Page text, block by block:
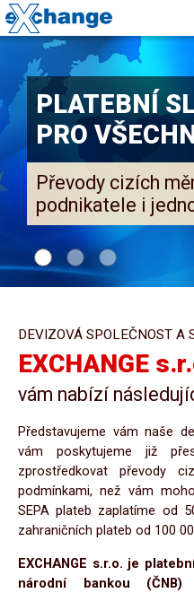
Devizy a zahraniční platby
Devizové kurzy
Směnárna
Valutové kurzy
Kurzy e-mailem
Kontakt
Napište nám!
PLATEBNÍ
PRO
Převody cizích
podnikatele i
DEVIZOVÁ SPOLEČNOST A
EXCHANGE
vám nabízí
Představujeme vám naše
vám poskytujeme již
zprostředkovat převody
podmínkami, než vám
SEPA plateb zaplatíme od
zahraničních plateb od 100
EXCHANGE s.r.o. je
národní bankou (ČNB)